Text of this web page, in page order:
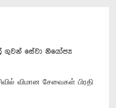
ගුවන් සේවා නියෝජ්‍ය
விமான சேவைகள் பிரதி